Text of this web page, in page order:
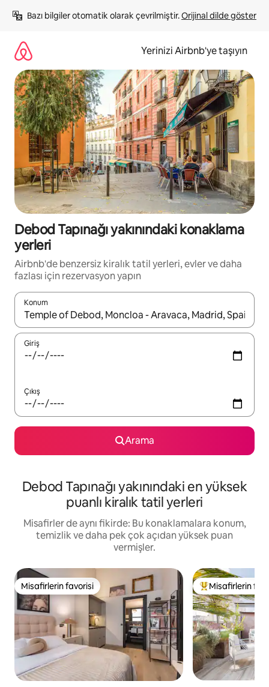
atla
Bazı bilgiler otomatik olarak çevrilmiştir. Orijinal dilde göster
Yerinizi Airbnb'ye taşıyın
Debod Tapınağı yakınındaki konaklama
yerleri
Airbnb'de benzersiz kiralık tatil yerleri, evler ve daha
fazlası için rezervasyon yapın
Konum
Sonuçlar kullanılabilir olduğunda yukarı ve aşağı oklarıyla
Giriş
Çıkış
Arama
Debod Tapınağı yakınındaki en yüksek
puanlı kiralık tatil yerleri
Misafirler de aynı fikirde: Bu konaklamalara konum,
temizlik ve daha pek çok açıdan yüksek puan
vermişler.
Misafirlerin favorisi
Misafirlerin favorisi Misafirlerin
Misafirlerin